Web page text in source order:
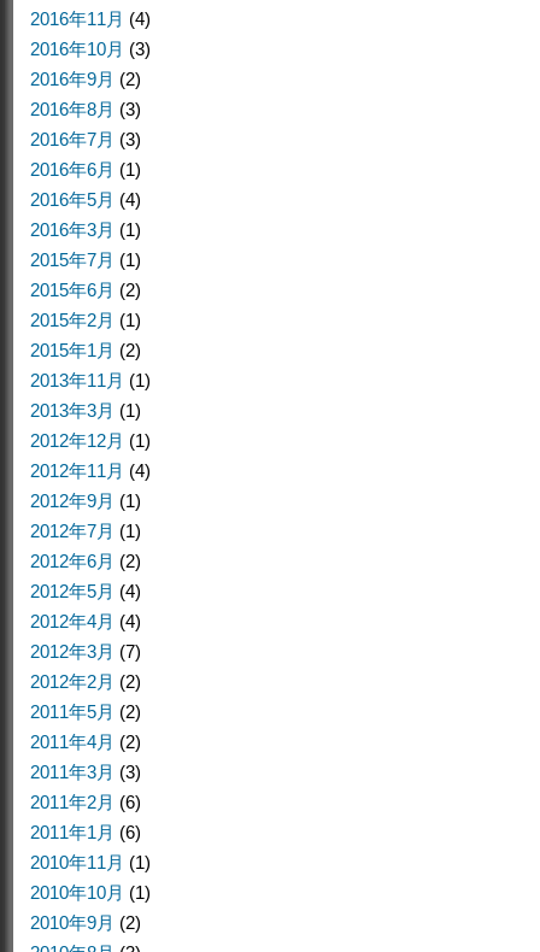
2016年11月 (4)
2016年10月 (3)
2016年9月 (2)
2016年8月 (3)
2016年7月 (3)
2016年6月 (1)
2016年5月 (4)
2016年3月 (1)
2015年7月 (1)
2015年6月 (2)
2015年2月 (1)
2015年1月 (2)
2013年11月 (1)
2013年3月 (1)
2012年12月 (1)
2012年11月 (4)
2012年9月 (1)
2012年7月 (1)
2012年6月 (2)
2012年5月 (4)
2012年4月 (4)
2012年3月 (7)
2012年2月 (2)
2011年5月 (2)
2011年4月 (2)
2011年3月 (3)
2011年2月 (6)
2011年1月 (6)
2010年11月 (1)
2010年10月 (1)
2010年9月 (2)